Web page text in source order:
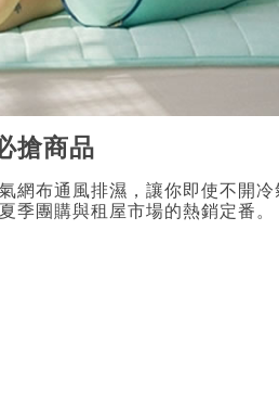
搶商品
網布通風排濕，讓你即使不開冷
季團購與租屋市場的熱銷定番。